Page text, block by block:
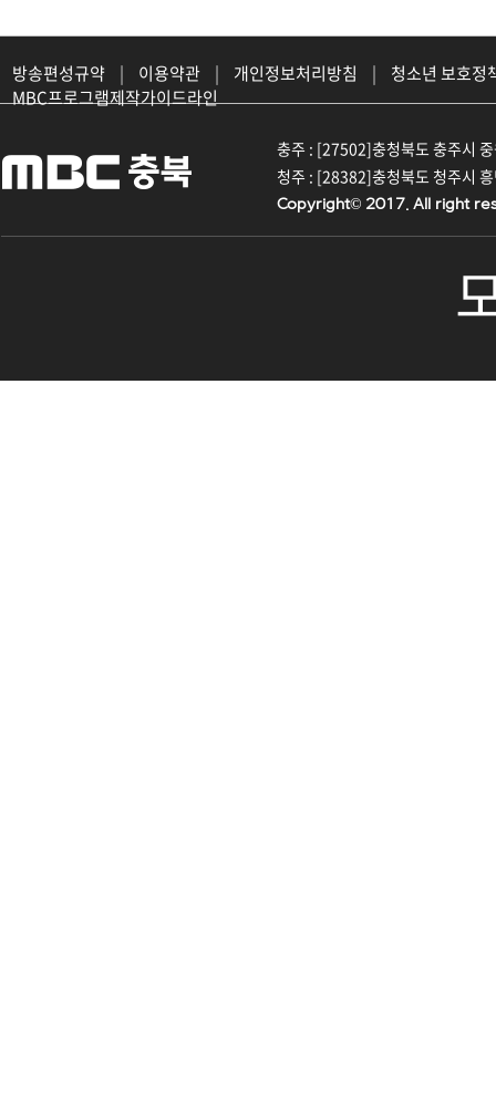
방송편성규약 | 이용약관 | 개인정보처리방침 |
청소년 보호정
MBC프로그램제작가이드라인
충주 : [27502]충청북도 충주시
청주 : [28382]충청북도 청주시
Copyright© 2017. All right